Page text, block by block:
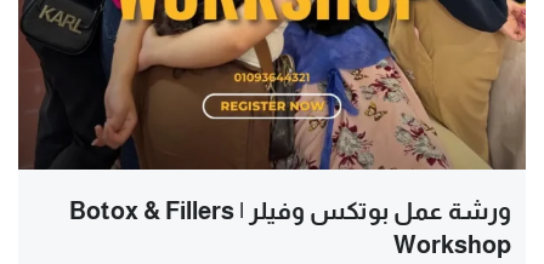
ورشة عمل بوتكس وفيلر | Botox & Fillers
Workshop